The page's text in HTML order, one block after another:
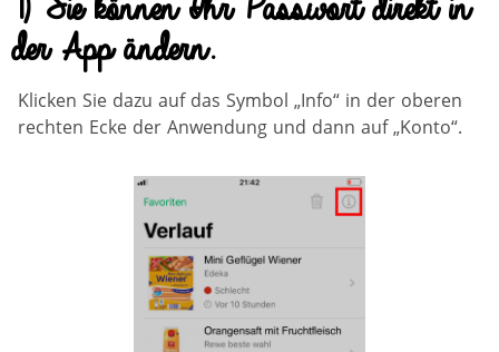
der App ändern.
Klicken Sie dazu auf das Symbol „Info“ in der oberen
rechten Ecke der Anwendung und dann auf „Konto“.